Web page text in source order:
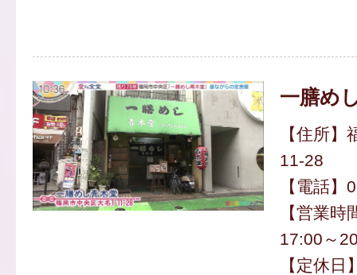
一膳め
【住所
11-28
【電話
【営業
17:00～
【定休日